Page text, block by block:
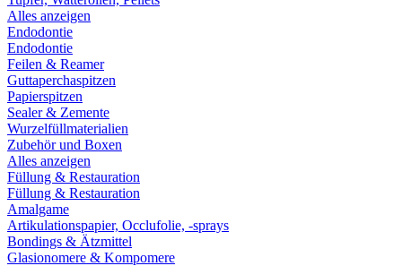
Alles anzeigen
Endodontie
Endodontie
Feilen & Reamer
Guttaperchaspitzen
Papierspitzen
Sealer & Zemente
Wurzelfüllmaterialien
Zubehör und Boxen
Alles anzeigen
Füllung & Restauration
Füllung & Restauration
Amalgame
Artikulationspapier, Occlufolie, -sprays
Bondings & Ätzmittel
Glasionomere & Kompomere